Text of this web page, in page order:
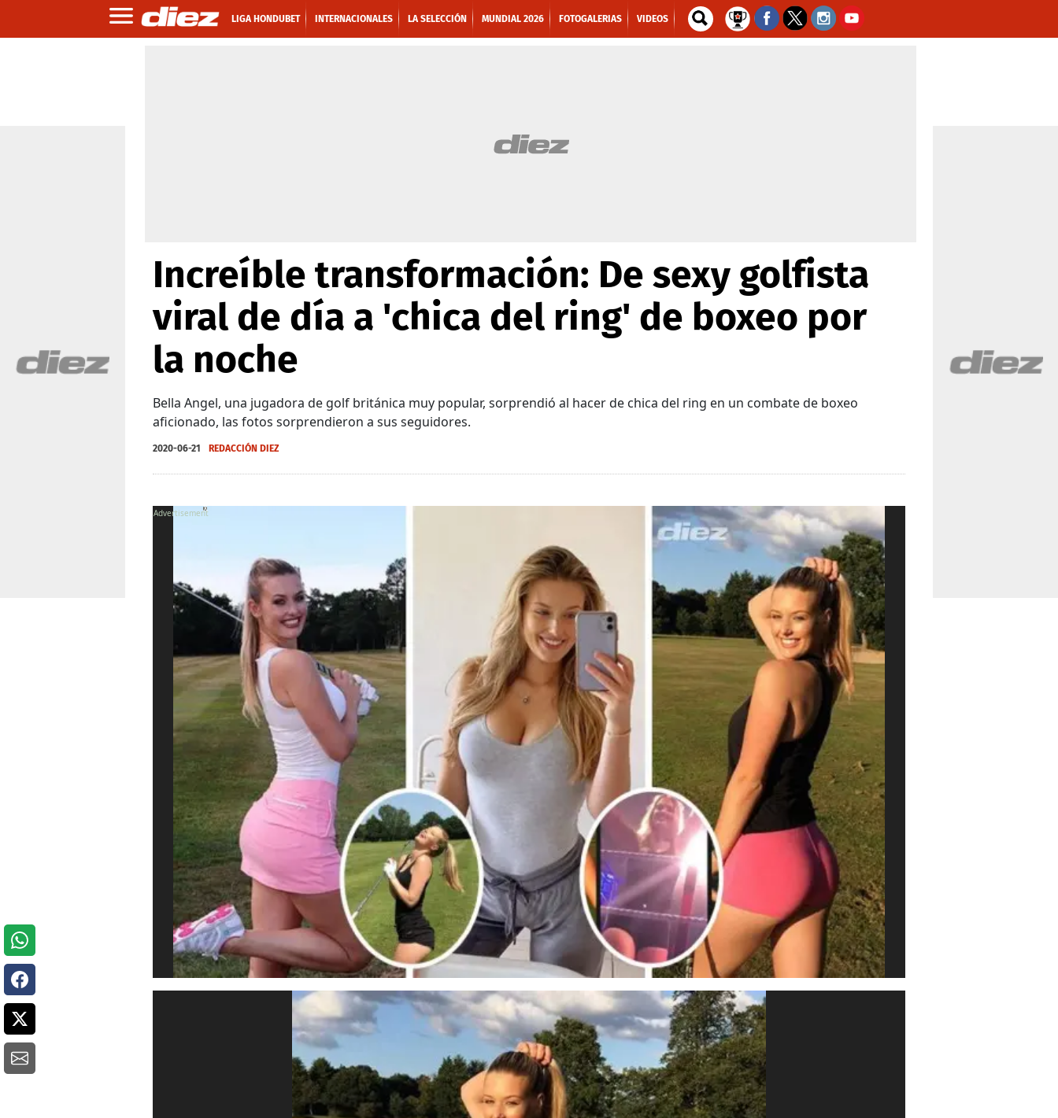
LIGA HONDUBET INTERNACIONALES LA SELECCIÓN MUNDIAL 2026 FOTOGALERIAS VIDEOS
Increíble transformación: De sexy golfista
viral de día a 'chica del ring' de boxeo por
la noche
Bella Angel, una jugadora de golf británica muy popular, sorprendió al hacer de chica del ring en un combate de boxeo
aficionado, las fotos sorprendieron a sus seguidores.
2020-06-21 REDACCIÓN DIEZ
X